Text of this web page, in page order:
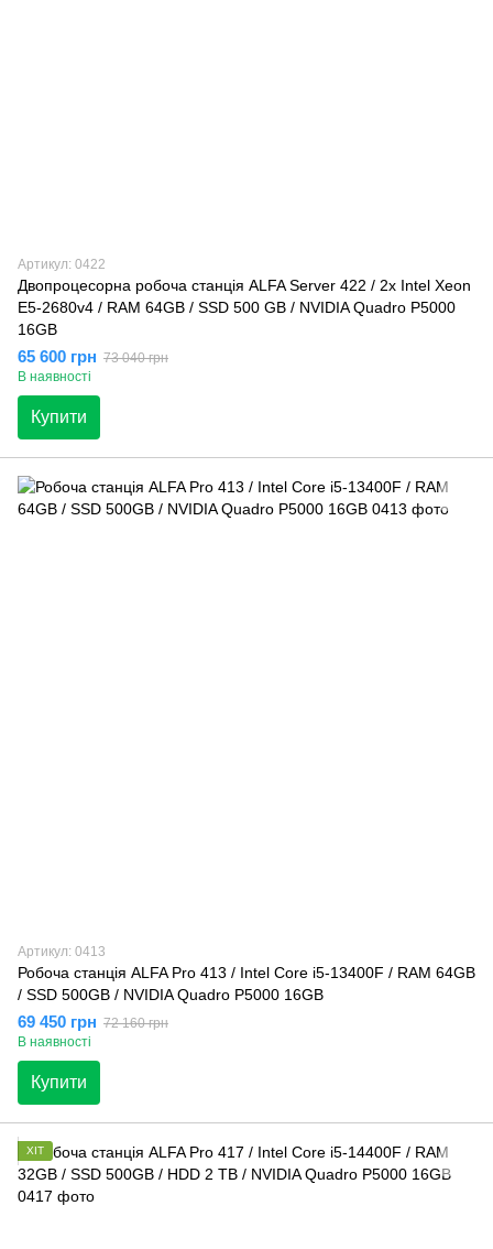
Артикул: 0422
Двопроцесорна робоча станція ALFA Server 422 / 2x Intel Xeon
E5-2680v4 / RAM 64GB / SSD 500 GB / NVIDIA Quadro P5000
16GB
65 600 грн 73 040 грн
В наявності
Купити
Артикул: 0413
Робоча станція ALFA Pro 413 / Intel Core i5-13400F / RAM 64GB
/ SSD 500GB / NVIDIA Quadro P5000 16GB
69 450 грн 72 160 грн
В наявності
Купити
ХІТ